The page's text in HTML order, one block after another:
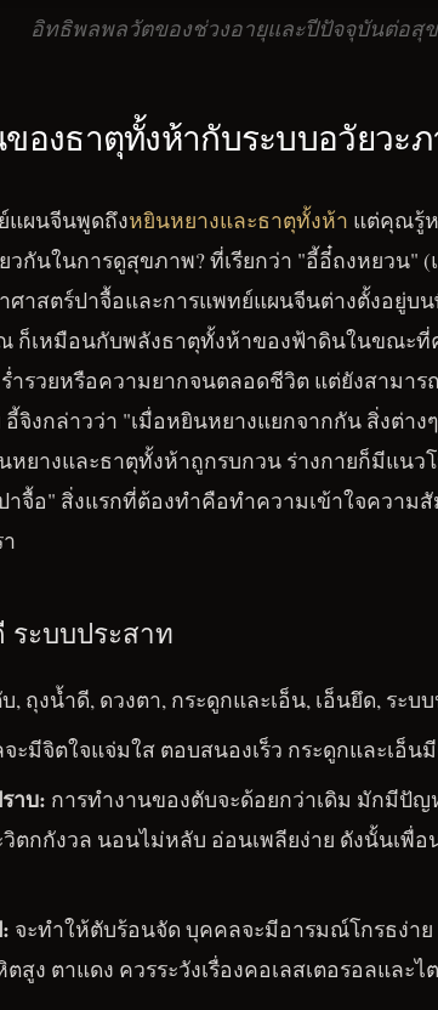
อิทธิพลพลวัตของช่วงอายุและปีปัจจุบันต่อสุ
องธาตุทั้งห้ากับระบบอวัยวะ
แผนจีนพูดถึงหยินหยางและธาตุทั้งห้า แต่คุณรู้ห
กันในการดูสุขภาพ? ที่เรียกว่า "อี้อี๋ถงหยวน"
ศาสตร์ปาจื้อและการแพทย์แผนจีนต่างตั้งอยู่
ก็เหมือนกับพลังธาตุทั้งห้าของฟ้าดินในขณะ
ำรวยหรือความยากจนตลอดชีวิต แต่ยังสามา
จิงกล่าวว่า "เมื่อหยินหยางแยกจากกัน สิ่งต่า
ยางและธาตุทั้งห้าถูกรบกวน ร่างกายก็มีแน
จื้อ" สิ่งแรกที่ต้องทำคือทำความเข้าใจความ
ระบบประสาท
, ถุงน้ำดี, ดวงตา, กระดูกและเอ็น, เอ็นยึด, ระบ
ะมีจิตใจแจ่มใส ตอบสนองเร็ว กระดูกและเอ็น
าบ: การทำงานของตับจะด้อยกว่าเดิม มักมีปัญ
ตกกังวล นอนไม่หลับ อ่อนเพลียง่าย ดังนั้นเพื่อ
จะทำให้ตับร้อนจัด บุคคลจะมีอารมณ์โกรธง่า
ง ตาแดง ควรระวังเรื่องคอเลสเตอรอลและไ